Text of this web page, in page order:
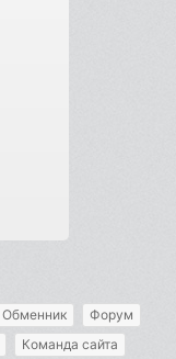
Обменник
Форум
Команда сайта